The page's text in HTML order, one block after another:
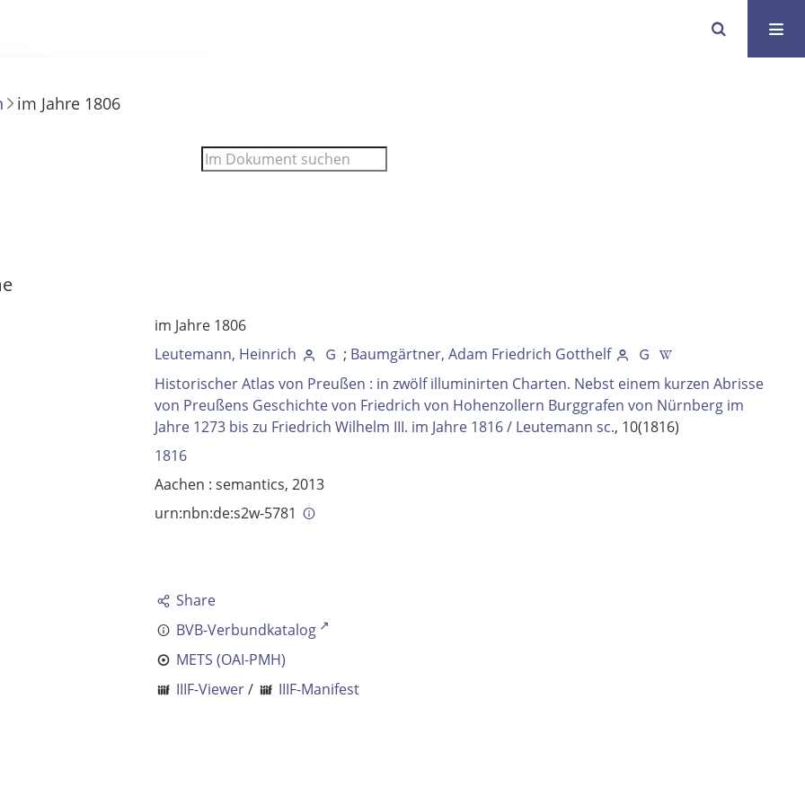
und Sucheinstellungen.
im Jahre 1806
im Jahre 1806
Leutemann, Heinrich ; Baumgärtner, Adam Friedrich Gotthelf
Historischer Atlas von Preußen : in zwölf illuminirten Charten. Nebst einem kurzen Abrisse
von Preußens Geschichte von Friedrich von Hohenzollern Burggrafen von Nürnberg im
Jahre 1273 bis zu Friedrich Wilhelm III. im Jahre 1816 / Leutemann sc., 10(1816)
1816
Aachen : semantics, 2013
urn:nbn:de:s2w-5781
Share
BVB-Verbundkatalog
METS (OAI-PMH)
IIIF-Viewer/ IIIF-Manifest